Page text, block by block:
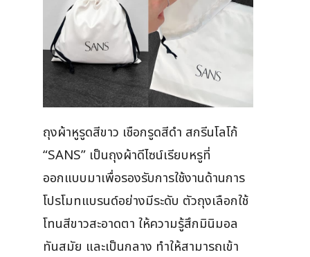
ถุงผ้าหูรูดสีขาว เชือกรูดสีดำ สกรีนโลโก้
“SANS” เป็นถุงผ้าดีไซน์เรียบหรูที่
ออกแบบมาเพื่อรองรับการใช้งานด้านการ
โปรโมทแบรนด์อย่างมีระดับ ตัวถุงเลือกใช้
โทนสีขาวสะอาดตา ให้ความรู้สึกมินิมอล
ทันสมัย และเป็นกลาง ทำให้สามารถเข้า